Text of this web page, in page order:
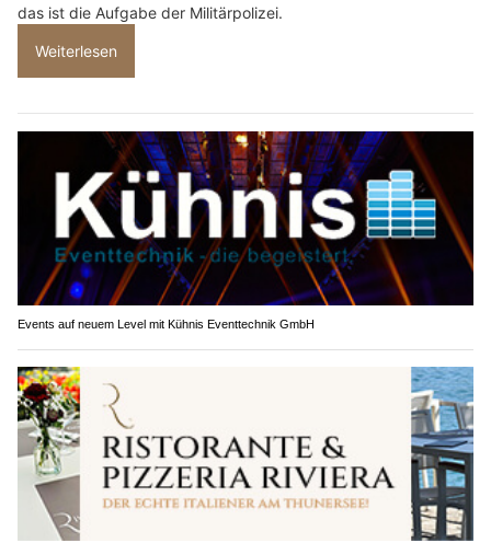
das ist die Aufgabe der Militärpolizei.
Weiterlesen
Events auf neuem Level mit Kühnis Eventtechnik GmbH